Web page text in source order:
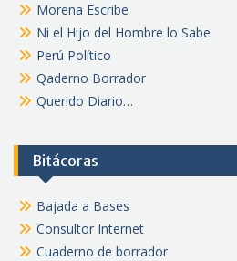
Morena Escribe
Ni el Hijo del Hombre lo Sabe
Perú Político
Qaderno Borrador
Querido Diario…
Bitácoras
Bajada a Bases
Consultor Internet
Cuaderno de borrador